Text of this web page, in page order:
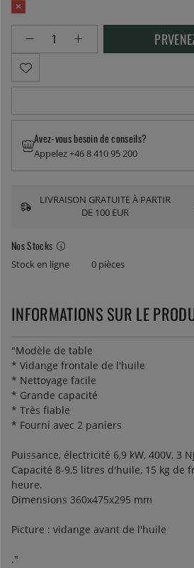
Nos Stocks
Stock en ligne 0 pièces
Avez-vous besoin de conseils?
Appelez +46 8 410 95 200
LIVRAISON GRATUITE À PARTIR
DE 100 EUR
INFORMATIONS SUR LE
"Modèle de table
* Vidange frontale de l'huile
* Nettoyage facile
* Grande capacité
* Très fiable
* Fourni avec 2 paniers
Puissance, électricité 6,9 kW, 400V, 3
Capacité 8-9,5 litres d'huile, 15 kg de
heure.
Dimensions 360x475x295 mm
Picture : vidange avant de l'huile
."